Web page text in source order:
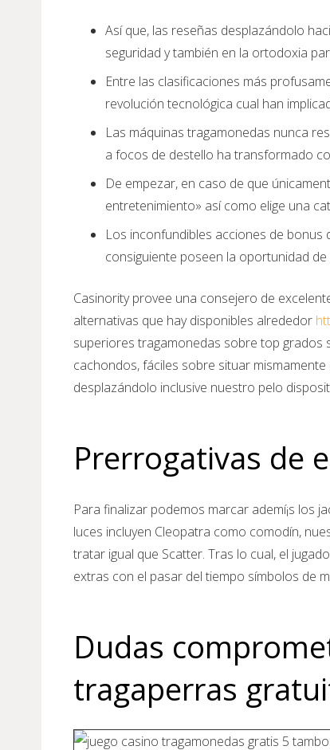
Así que, las reseñas desplazándolo
seguridad y también en la ortodoxia
Entre las clasificaciones más
revolución tecnológica cual han
Las máquinas tragamonedas nunca
a focos de destello ha transformado
De empezar, en caso de que
entretenimiento» así­ como elige una
Los inconfundibles acciones de
consiguiente poseen la oportunidad
Casinority provee una consejero de
alternativas que hay disponibles alrededor
superiores tragamonedas sobre top grados
cachondos, fáciles sobre situar
desplazándolo inclusive nuestro pelo
Prerrogativas de
Para finalizar podemos marcar ademí¡s los
luces incluyen Cleopatra como comodín,
tratar igual que Scatter. Tras lo cual, el
extras con el pasar del tiempo símbolos de
Dudas
tragaperras